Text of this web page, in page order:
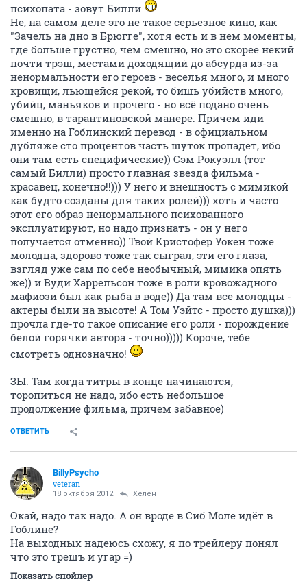
психопата - зовут Билли
Не, на самом деле это не такое серьезное кино, как
"Зачель на дно в Брюгге", хотя есть и в нем моменты,
где больше грустно, чем смешно, но это скорее некий
почти трэш, местами доходящий до абсурда из-за
ненормальности его героев - веселья много, и много
кровищи, льющейся рекой, то бишь убийств много,
убийц, маньяков и прочего - но всё подано очень
смешно, в тарантиновской манере. Причем иди
именно на Гоблинский перевод - в официальном
дубляже сто процентов часть шуток пропадет, ибо
они там есть специфические)) Сэм Рокуэлл (тот
самый Билли) просто главная звезда фильма -
красавец, конечно!!))) У него и внешность с мимикой
как будто созданы для таких ролей))) хоть и часто
этот его образ ненормального психованного
эксплуатируют, но надо признать - он у него
получается отменно)) Твой Кристофер Уокен тоже
молодца, здорово тоже так сыграл, эти его глаза,
взгляд уже сам по себе необычный, мимика опять
же)) и Вуди Харрельсон тоже в роли кровожадного
мафиози был как рыба в воде)) Да там все молодцы -
актеры были на высоте! А Том Уэйтс - просто душка)))
прочла где-то такое описание его роли - порождение
белой горячки автора - точно))))) Короче, тебе
смотреть однозначно!
ЗЫ. Там когда титры в конце начинаются,
торопиться не надо, ибо есть небольшое
продолжение фильма, причем забавное)
ОТВЕТИТЬ
BillyPsycho
veteran
18 октября 2012 Хелен
Окай, надо так надо. А он вроде в Сиб Моле идёт в
Гоблине?
На выходных надеюсь схожу, я по трейлеру понял
что это трешъ и угар =)
Показать спойлер